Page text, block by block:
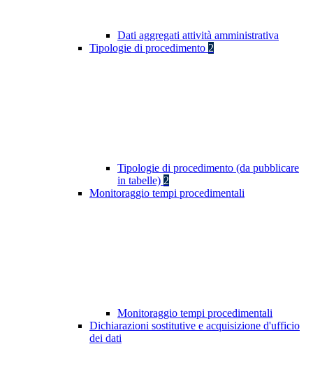
Dati aggregati attività amministrativa
Tipologie di procedimento 2
Tipologie di procedimento (da pubblicare
in tabelle) 2
Monitoraggio tempi procedimentali
Monitoraggio tempi procedimentali
Dichiarazioni sostitutive e acquisizione d'ufficio
dei dati